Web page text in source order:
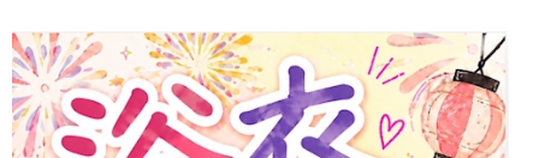
このお店をシェアする
会員ログイン
北海道 東北
甲信越 北陸